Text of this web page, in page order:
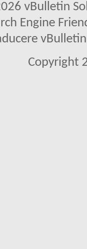
vBulletin
Engine
Copyright